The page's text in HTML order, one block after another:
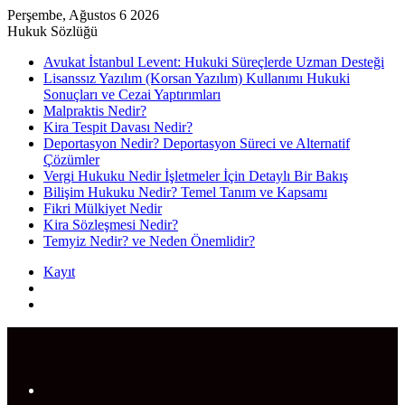
Perşembe, Ağustos 6 2026
Hukuk Sözlüğü
Avukat İstanbul Levent: Hukuki Süreçlerde Uzman Desteği
Lisanssız Yazılım (Korsan Yazılım) Kullanımı Hukuki
Sonuçları ve Cezai Yaptırımları
Malpraktis Nedir?
Kira Tespit Davası Nedir?
Deportasyon Nedir? Deportasyon Süreci ve Alternatif
Çözümler
Vergi Hukuku Nedir İşletmeler İçin Detaylı Bir Bakış
Bilişim Hukuku Nedir? Temel Tanım ve Kapsamı
Fikri Mülkiyet Nedir
Kira Sözleşmesi Nedir?
Temyiz Nedir? ve Neden Önemlidir?
Kayıt